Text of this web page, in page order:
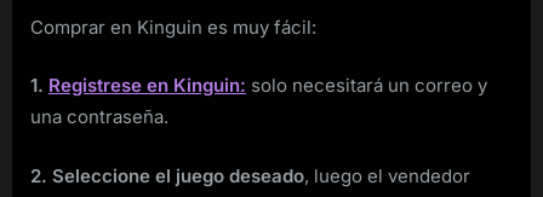
Comprar en Kinguin es muy fácil:
1. Registrese en Kinguin: solo necesitará un correo y
una contraseña.
2. Seleccione el juego deseado, luego el vendedor